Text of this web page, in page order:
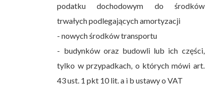
podatku dochodowym do środków
trwałych podlegających amortyzacji
- nowych środków transportu
- budynków oraz budowli lub ich części,
tylko w przypadkach, o których mówi art.
43 ust. 1 pkt 10 lit. a i b ustawy o VAT